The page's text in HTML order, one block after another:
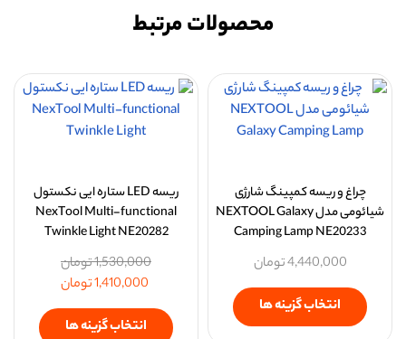
محصولات مرتبط
چراغ و ریسه کمپینگ شارژی
شیائومی مدل NEXTOOL Galaxy
Camping Lamp NE20233
4,440,000تومان
انتخاب گزینه ها
ریسه LED ستاره ایی نکستول
NexTool Multi-functional
Twinkle Light NE20282
1,530,000تومان
1,410,000تومان
انتخاب گزینه ها